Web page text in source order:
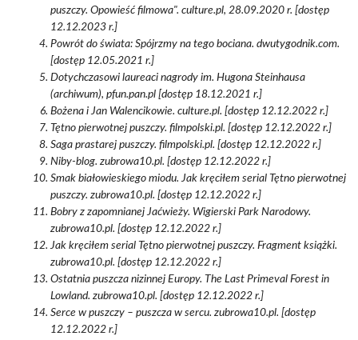
puszczy. Opowieść filmowa". culture.pl, 28.09.2020 r. [dostęp
12.12.2023 r.]
Powrót do świata: Spójrzmy na tego bociana. dwutygodnik.com.
[dostęp 12.05.2021 r.]
Dotychczasowi laureaci nagrody im. Hugona Steinhausa
(archiwum), pfun.pan.pl [dostęp 18.12.2021 r.]
Bożena i Jan Walencikowie. culture.pl. [dostęp 12.12.2022 r.]
Tętno pierwotnej puszczy. filmpolski.pl. [dostęp 12.12.2022 r.]
Saga prastarej puszczy. filmpolski.pl. [dostęp 12.12.2022 r.]
Niby-blog. zubrowa10.pl. [dostęp 12.12.2022 r.]
Smak białowieskiego miodu. Jak kręciłem serial Tętno pierwotnej
puszczy. zubrowa10.pl. [dostęp 12.12.2022 r.]
Bobry z zapomnianej Jaćwieży. Wigierski Park Narodowy.
zubrowa10.pl. [dostęp 12.12.2022 r.]
Jak kręciłem serial Tętno pierwotnej puszczy. Fragment książki.
zubrowa10.pl. [dostęp 12.12.2022 r.]
Ostatnia puszcza nizinnej Europy. The Last Primeval Forest in
Lowland. zubrowa10.pl. [dostęp 12.12.2022 r.]
Serce w puszczy – puszcza w sercu. zubrowa10.pl. [dostęp
12.12.2022 r.]